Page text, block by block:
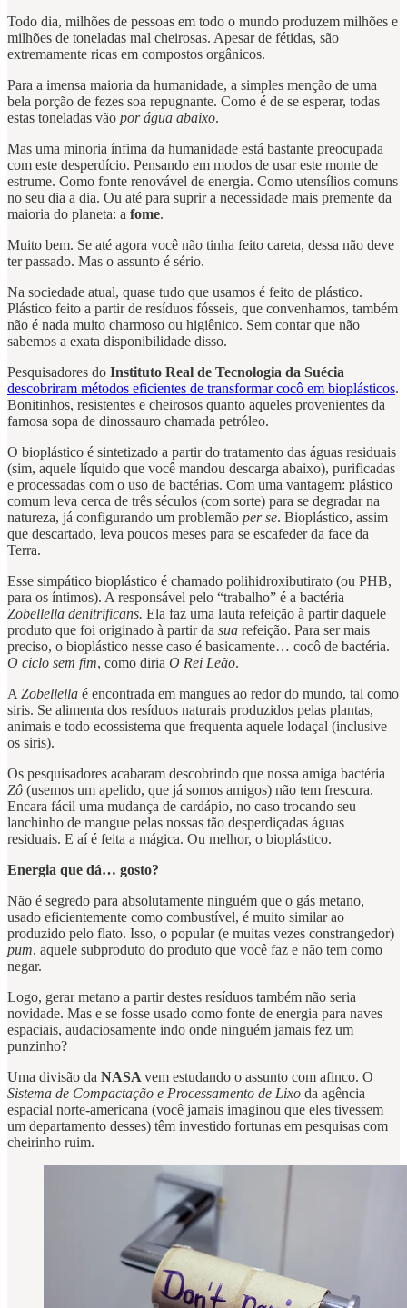
Todo dia, milhões de pessoas em todo o mundo produzem milhões e
milhões de toneladas mal cheirosas. Apesar de fétidas, são
extremamente ricas em compostos orgânicos.
Para a imensa maioria da humanidade, a simples menção de uma
bela porção de fezes soa repugnante. Como é de se esperar, todas
estas toneladas vão por água abaixo.
Mas uma minoria ínfima da humanidade está bastante preocupada
com este desperdício. Pensando em modos de usar este monte de
estrume. Como fonte renovável de energia. Como utensílios comuns
no seu dia a dia. Ou até para suprir a necessidade mais premente da
maioria do planeta: a fome.
Muito bem. Se até agora você não tinha feito careta, dessa não deve
ter passado. Mas o assunto é sério.
Na sociedade atual, quase tudo que usamos é feito de plástico.
Plástico feito a partir de resíduos fósseis, que convenhamos, também
não é nada muito charmoso ou higiênico. Sem contar que não
sabemos a exata disponibilidade disso.
Pesquisadores do Instituto Real de Tecnologia da Suécia
descobriram métodos eficientes de transformar cocô em bioplásticos.
Bonitinhos, resistentes e cheirosos quanto aqueles provenientes da
famosa sopa de dinossauro chamada petróleo.
O bioplástico é sintetizado a partir do tratamento das águas residuais
(sim, aquele líquido que você mandou descarga abaixo), purificadas
e processadas com o uso de bactérias. Com uma vantagem: plástico
comum leva cerca de três séculos (com sorte) para se degradar na
natureza, já configurando um problemão per se. Bioplástico, assim
que descartado, leva poucos meses para se escafeder da face da
Terra.
Esse simpático bioplástico é chamado polihidroxibutirato (ou PHB,
para os íntimos). A responsável pelo “trabalho” é a bactéria
Zobellella denitrificans. Ela faz uma lauta refeição à partir daquele
produto que foi originado à partir da sua refeição. Para ser mais
preciso, o bioplástico nesse caso é basicamente… cocô de bactéria.
O ciclo sem fim, como diria O Rei Leão.
A Zobellella é encontrada em mangues ao redor do mundo, tal como
siris. Se alimenta dos resíduos naturais produzidos pelas plantas,
animais e todo ecossistema que frequenta aquele lodaçal (inclusive
os siris).
Os pesquisadores acabaram descobrindo que nossa amiga bactéria
Zô (usemos um apelido, que já somos amigos) não tem frescura.
Encara fácil uma mudança de cardápio, no caso trocando seu
lanchinho de mangue pelas nossas tão desperdiçadas águas
residuais. E aí é feita a mágica. Ou melhor, o bioplástico.
Energia que dá… gosto?
Não é segredo para absolutamente ninguém que o gás metano,
usado eficientemente como combustível, é muito similar ao
produzido pelo flato. Isso, o popular (e muitas vezes constrangedor)
pum, aquele subproduto do produto que você faz e não tem como
negar.
Logo, gerar metano a partir destes resíduos também não seria
novidade. Mas e se fosse usado como fonte de energia para naves
espaciais, audaciosamente indo onde ninguém jamais fez um
punzinho?
Uma divisão da NASA vem estudando o assunto com afinco. O
Sistema de Compactação e Processamento de Lixo da agência
espacial norte-americana (você jamais imaginou que eles tivessem
um departamento desses) têm investido fortunas em pesquisas com
cheirinho ruim.